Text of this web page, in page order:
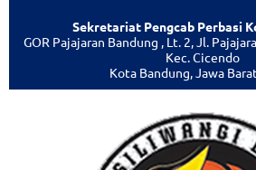
Sekretariat Pengcab Perbasi
GOR Pajajaran Bandung , Lt. 2, Jl.
Kec. Cicendo
Kota Bandung, Jawa